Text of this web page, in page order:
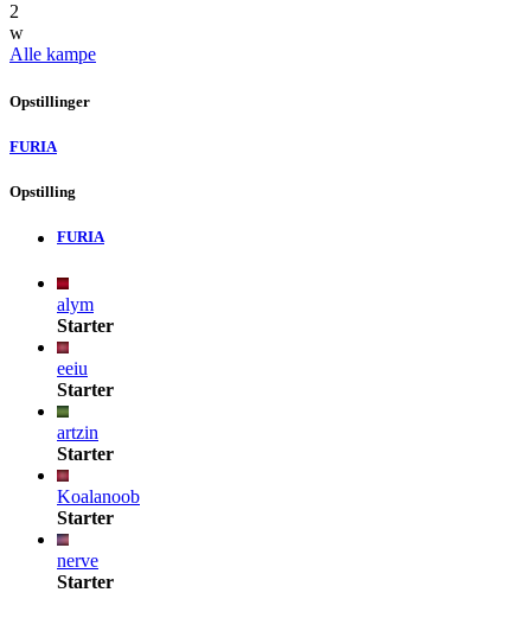
2
w
Alle kampe
Opstillinger
FURIA
Opstilling
FURIA
alym
Starter
eeiu
Starter
artzin
Starter
Koalanoob
Starter
nerve
Starter